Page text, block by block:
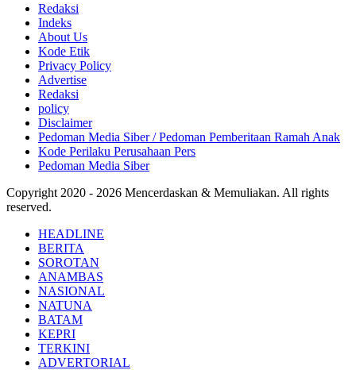
Redaksi
Indeks
About Us
Kode Etik
Privacy Policy
Advertise
Redaksi
policy
Disclaimer
Pedoman Media Siber / Pedoman Pemberitaan Ramah Anak
Kode Perilaku Perusahaan Pers
Pedoman Media Siber
Copyright 2020 - 2026 Mencerdaskan & Memuliakan. All rights
reserved.
HEADLINE
BERITA
SOROTAN
ANAMBAS
NASIONAL
NATUNA
BATAM
KEPRI
TERKINI
ADVERTORIAL